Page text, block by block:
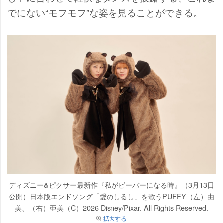
でにない“モフモフ”な姿を見ることができる。
ディズニー&ピクサー最新作『私がビーバーになる時』（3月13日
公開）日本版エンドソング「愛のしるし」を歌うPUFFY（左）由
美、（右）亜美（C）2026 Disney/Pixar. All Rights Reserved.
拡大する